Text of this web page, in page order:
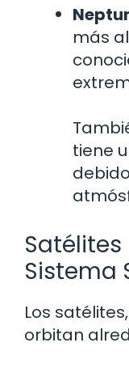
más
tiene
Sistema
Los
orbitan